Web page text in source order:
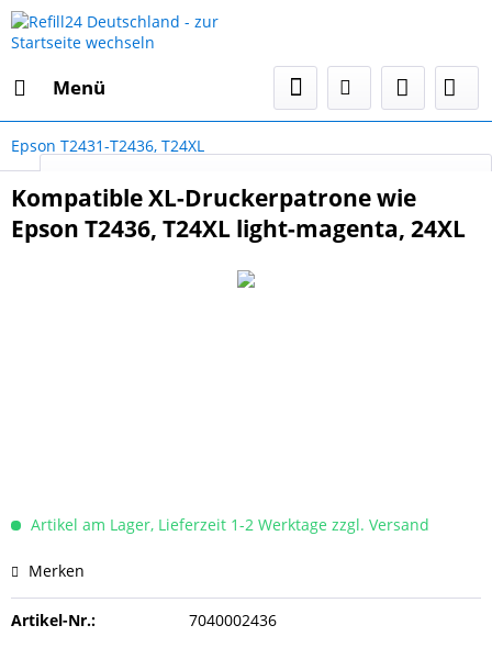
Menü
Epson T2431-T2436, T24XL
Kompatible XL-Druckerpatrone wie
Epson T2436, T24XL light-magenta, 24XL
Artikel am Lager, Lieferzeit 1-2 Werktage zzgl. Versand
Merken
Artikel-Nr.: 7040002436